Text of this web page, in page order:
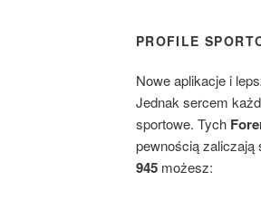
PROFILE
Nowe aplikacje i
Jednak sercem
sportowe. Tych
pewnością zaliczają
945możesz: